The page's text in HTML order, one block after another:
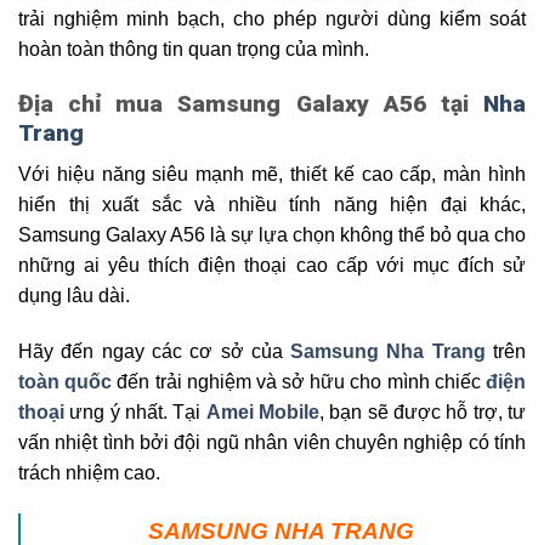
trải nghiệm minh bạch, cho phép người dùng kiểm soát
hoàn toàn thông tin quan trọng của mình.
Địa chỉ mua Samsung Galaxy A56 tại Nha
Trang
Với hiệu năng siêu mạnh mẽ, thiết kế cao cấp, màn hình
hiển thị xuất sắc và nhiều tính năng hiện đại khác,
Samsung Galaxy A56 là sự lựa chọn không thể bỏ qua cho
những ai yêu thích điện thoại cao cấp với mục đích sử
dụng lâu dài.
Hãy đến ngay các cơ sở củaSamsung Nha Trang trên
toàn quốc đến trải nghiệm và sở hữu cho mình chiếcđiện
thoại ưng ý nhất. Tại Amei Mobile, bạn sẽ được hỗ trợ, tư
vấn nhiệt tình bởi đội ngũ nhân viên chuyên nghiệp có tính
trách nhiệm cao.
SAMSUNG NHA TRANG